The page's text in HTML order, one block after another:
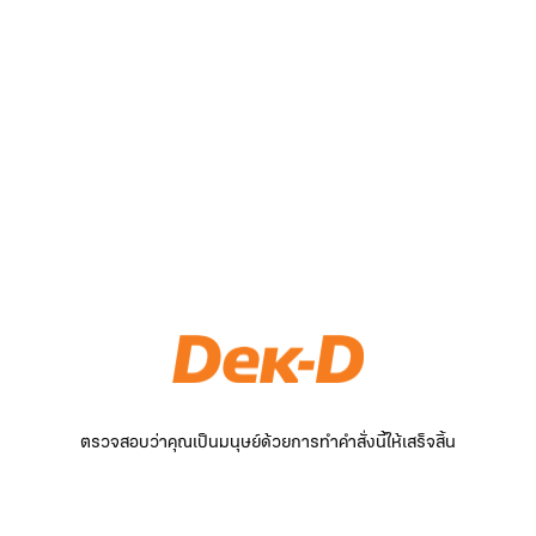
ตรวจสอบว่าคุณเป็นมนุษย์ด้วยการทำคำสั่งนี้ให้เสร็จสิ้น